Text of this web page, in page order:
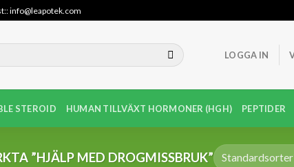
info@leapotek.com
LOGGA IN
STEROID HUMAN TILLVÄXT HORMONER (HGH) PEPTIDER
”HJÄLP MED DROGMISSBRUK”